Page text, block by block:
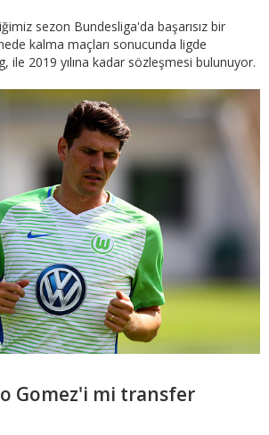
sezon Bundesliga'da başarısız bir
kalma maçları sonucunda ligde
ile 2019 yılına kadar sözleşmesi bulunuyor.
Gomez'i mi transfer